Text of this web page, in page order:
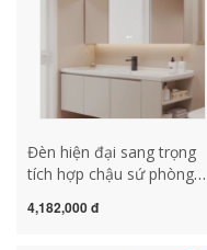
Đèn hiện đại sang trọng
tích hợp chậu sứ phòng
chậu rửa mặt chậu rửa
4,182,000 đ